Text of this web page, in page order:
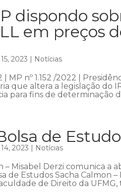
dispondo
em preços
2023 | Notícias
MP nº 1.152 /2022 |
que altera a legislação do
para fins de determinação
de
2023 | Notícias
Misabel Derzi comunica a
de Estudos Sacha Calmon
de Direito da UFMG,